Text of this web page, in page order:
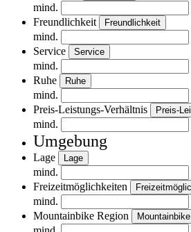
mind.
Freundlichkeit
Freundlichkeit
mind.
Service
Service
mind.
Ruhe
Ruhe
mind.
Preis-Leistungs-Verhältnis
Preis-
mind.
Umgebung
Lage Lage
mind.
Freizeitmöglichkeiten
mind.
Mountainbike Region